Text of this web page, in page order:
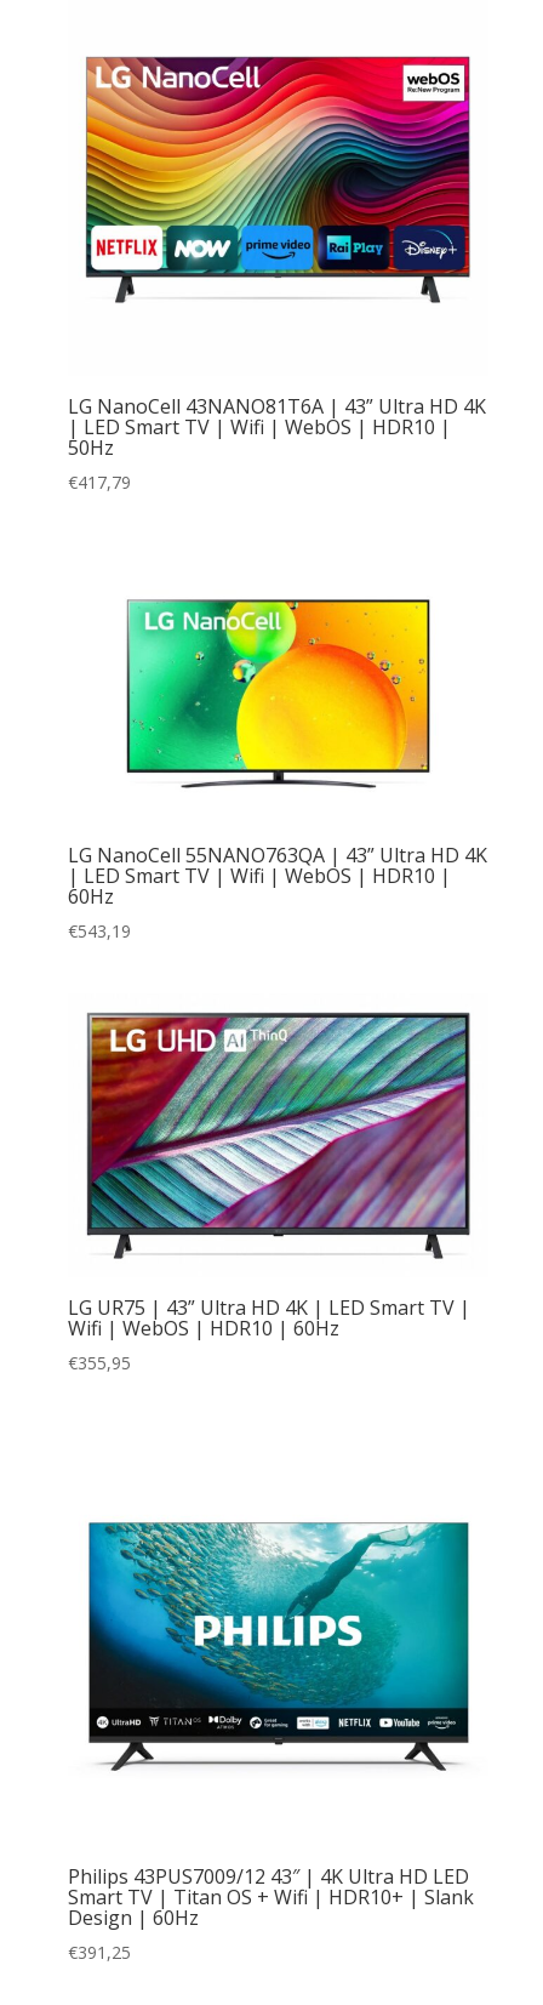
LG NanoCell 43NANO81T6A | 43” Ultra HD 4K
| LED Smart TV | Wifi | WebOS | HDR10 |
50Hz
€417,79
LG NanoCell 55NANO763QA | 43” Ultra HD 4K
| LED Smart TV | Wifi | WebOS | HDR10 |
60Hz
€543,19
LG UR75 | 43” Ultra HD 4K | LED Smart TV |
Wifi | WebOS | HDR10 | 60Hz
€355,95
Philips 43PUS7009/12 43″ | 4K Ultra HD LED
Smart TV | Titan OS + Wifi | HDR10+ | Slank
Design | 60Hz
€391,25